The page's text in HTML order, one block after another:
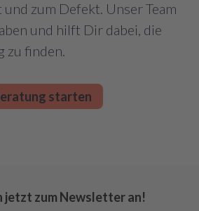
zum Defekt. Unser Team
und hilft Dir dabei, die
zu finden.
starten
jetzt zum Newsletter an!